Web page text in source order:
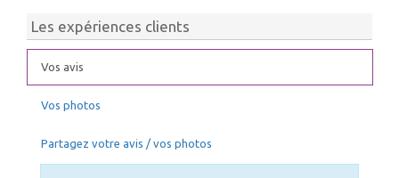
Les expériences clients
Vos avis
Vos photos
Partagez votre avis / vos photos